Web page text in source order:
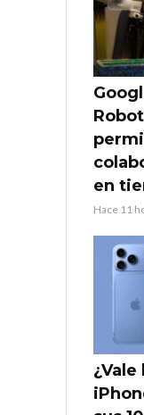
en
Hace 11
¿Vale